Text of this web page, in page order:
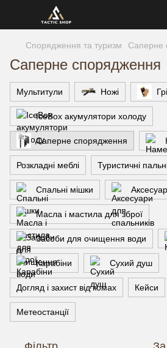
Спорядження та туризм Саперне
Саперне спорядження
Мультитули Ножі
IceBox акумулятори холоду
Саперне спорядження
Розкладні меблі Туристичні
Спальні мішки
Масла і мастила для зброї
Засоби для очищення води
Карабіни Сухий душ
Догляд і захист від комах Кейси
Метеостанції